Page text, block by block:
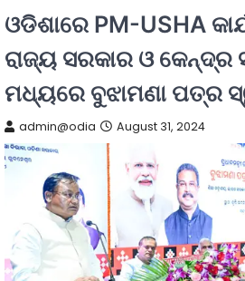
ଓଡିଶାରେ PM-USHA
ରାଜ୍ୟ ସରକାର ଓ
ମଧ୍ୟରେ ବୁଝାମଣା ପତ୍ର
admin@odia August 31, 2024